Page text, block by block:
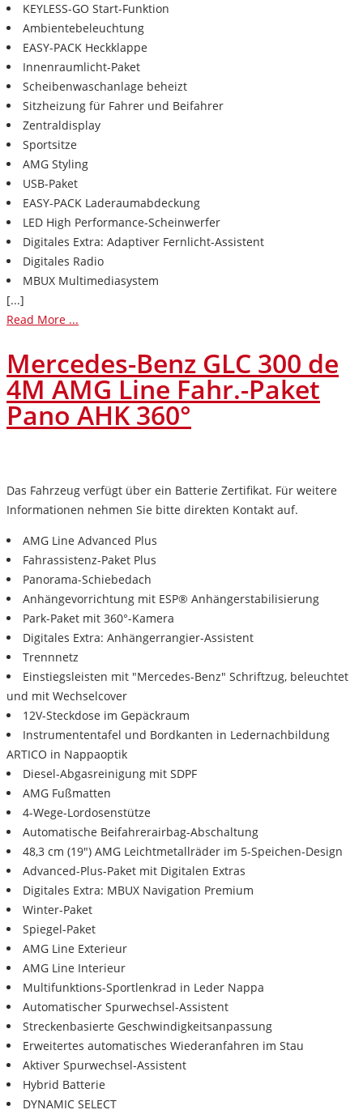
KEYLESS-GO Start-Funktion
Ambientebeleuchtung
EASY-PACK Heckklappe
Innenraumlicht-Paket
Scheibenwaschanlage beheizt
Sitzheizung für Fahrer und Beifahrer
Zentraldisplay
Sportsitze
AMG Styling
USB-Paket
EASY-PACK Laderaumabdeckung
LED High Performance-Scheinwerfer
Digitales Extra: Adaptiver Fernlicht-Assistent
Digitales Radio
MBUX Multimediasystem
[...]
Read More ...
Mercedes-Benz GLC 300 de
4M AMG Line Fahr.-Paket
Pano AHK 360°
Das Fahrzeug verfügt über ein Batterie Zertifikat. Für weitere
Informationen nehmen Sie bitte direkten Kontakt auf.
AMG Line Advanced Plus
Fahrassistenz-Paket Plus
Panorama-Schiebedach
Anhängevorrichtung mit ESP® Anhängerstabilisierung
Park-Paket mit 360°-Kamera
Digitales Extra: Anhängerrangier-Assistent
Trennnetz
Einstiegsleisten mit "Mercedes-Benz" Schriftzug, beleuchtet
und mit Wechselcover
12V-Steckdose im Gepäckraum
Instrumententafel und Bordkanten in Ledernachbildung
ARTICO in Nappaoptik
Diesel-Abgasreinigung mit SDPF
AMG Fußmatten
4-Wege-Lordosenstütze
Automatische Beifahrerairbag-Abschaltung
48,3 cm (19") AMG Leichtmetallräder im 5-Speichen-Design
Advanced-Plus-Paket mit Digitalen Extras
Digitales Extra: MBUX Navigation Premium
Winter-Paket
Spiegel-Paket
AMG Line Exterieur
AMG Line Interieur
Multifunktions-Sportlenkrad in Leder Nappa
Automatischer Spurwechsel-Assistent
Streckenbasierte Geschwindigkeitsanpassung
Erweitertes automatisches Wiederanfahren im Stau
Aktiver Spurwechsel-Assistent
Hybrid Batterie
DYNAMIC SELECT